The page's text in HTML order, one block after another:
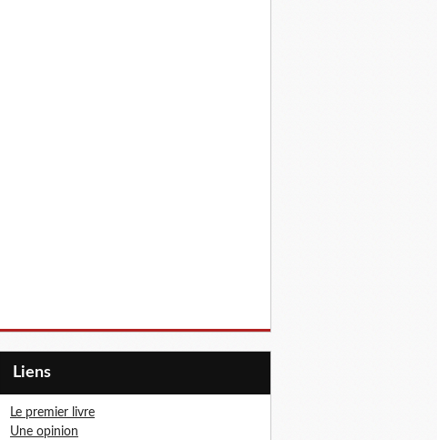
Liens
Le premier livre
Une opinion